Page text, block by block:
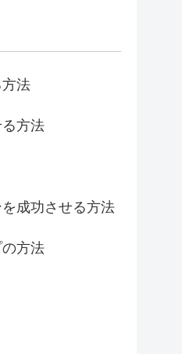
法
方法
成功させる方法
方法